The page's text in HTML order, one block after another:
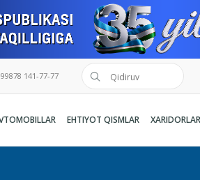
141-77-77
EHTIYOT QISMLAR